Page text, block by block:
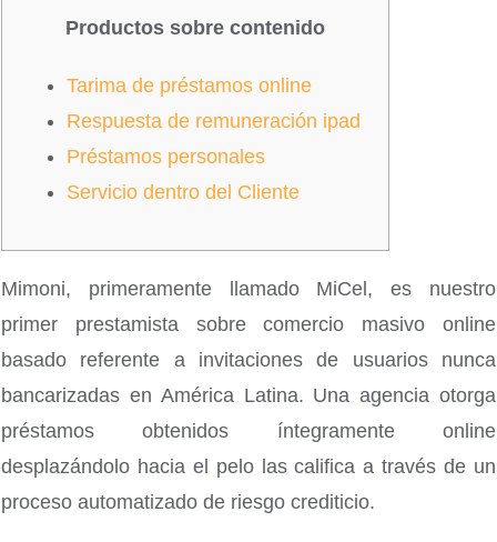
Productos sobre contenido
Tarima de préstamos online
Respuesta de remuneración ipad
Préstamos personales
Servicio dentro del Cliente
Mimoni, primeramente llamado MiCel, es nuestro
primer prestamista sobre comercio masivo online
basado referente a invitaciones de usuarios nunca
bancarizadas en América Latina. Una agencia otorga
préstamos obtenidos íntegramente online
desplazándolo hacia el pelo las califica a través de un
proceso automatizado de riesgo crediticio.